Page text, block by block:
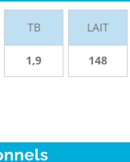
TB
1,9
LAIT
148